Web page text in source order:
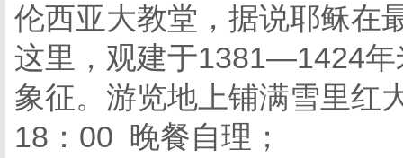
伦西亚大教堂，据说耶稣在
这里，观建于1381—1424
象征。游览地上铺满雪里红
18：00 晚餐自理；